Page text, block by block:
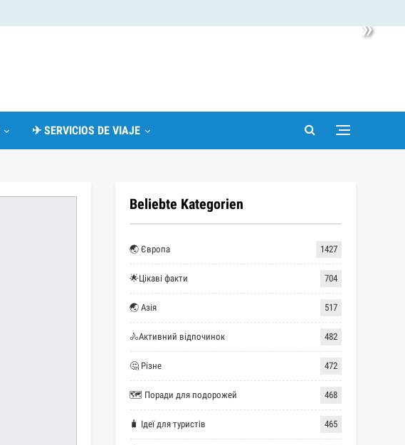
»
✈ SERVICIOS DE VIAJE
Beliebte Kategorien
🌏 Європа 1427
🌟Цікаві факти 704
🌏 Азія 517
🚴Активний відпочинок 482
🤔 Різне 472
🗺 Поради для подорожей 468
🧳 Ідеї для туристів 465